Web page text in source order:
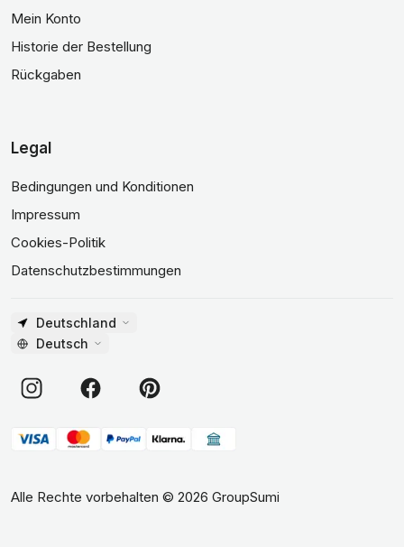
Mein Konto
Historie der Bestellung
Rückgaben
Legal
Bedingungen und Konditionen
Impressum
Cookies-Politik
Datenschutzbestimmungen
Deutschland
Deutsch
Alle Rechte vorbehalten © 2026 GroupSumi